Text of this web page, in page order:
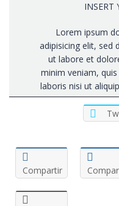
INSERT
Lorem ipsum
adipisicing elit, sed
ut labore et
minim veniam,
laboris nisi ut
Compartir